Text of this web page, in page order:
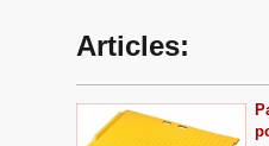
Articles: